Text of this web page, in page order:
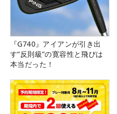
『G740』アイアンが引き出
す“反則級”の寛容性と飛びは
本当だった！